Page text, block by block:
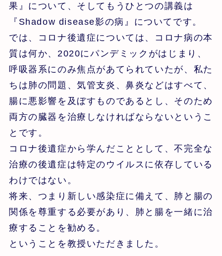
果』について、そしてもうひとつの講義は
『Shadow disease影の病』についてです。
では、コロナ後遺症については、コロナ病の本
質は何か、2020にパンデミックがはじまり、
呼吸器系にのみ焦点があてられていたが、私た
ちは肺の問題、気管支炎、鼻炎などはすべて、
腸に悪影響を及ぼすものであるとし、そのため
両方の臓器を治療しなければならないというこ
とです。
コロナ後遺症から学んだこととして、不完全な
治療の後遺症は特定のウイルスに依存している
わけではない。
将来、つまり新しい感染症に備えて、肺と腸の
関係を尊重する必要があり、肺と腸を一緒に治
療することを勧める。
ということを教授いただきました。